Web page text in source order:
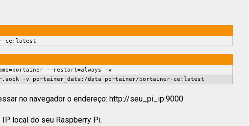
ce:latest
--restart=always -v
-v portainer_data:/data portainer/portainer-ce:latest
no navegador o endereço: http://seu_pi_ip:9000
local do seu Raspberry Pi.